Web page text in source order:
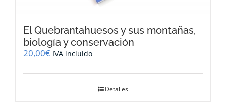
El Quebrantahuesos y sus montañas,
biología y conservación
20,00€ IVA incluido
Detalles